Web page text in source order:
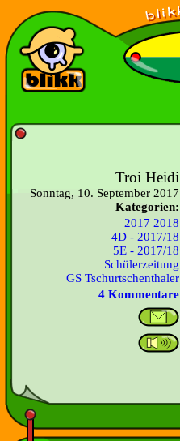
Troi Heidi
Sonntag, 10. September 2017
Kategorien:
2017 2018
4D - 2017/18
5E - 2017/18
Schülerzeitung
GS Tschurtschenthaler
4 Kommentare